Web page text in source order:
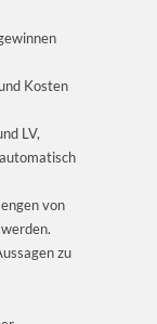
Kosten
LV,
von
zu